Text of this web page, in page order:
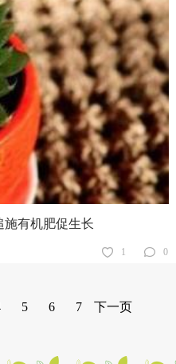
施有机肥促生长
1 0
5 6 7 下一页